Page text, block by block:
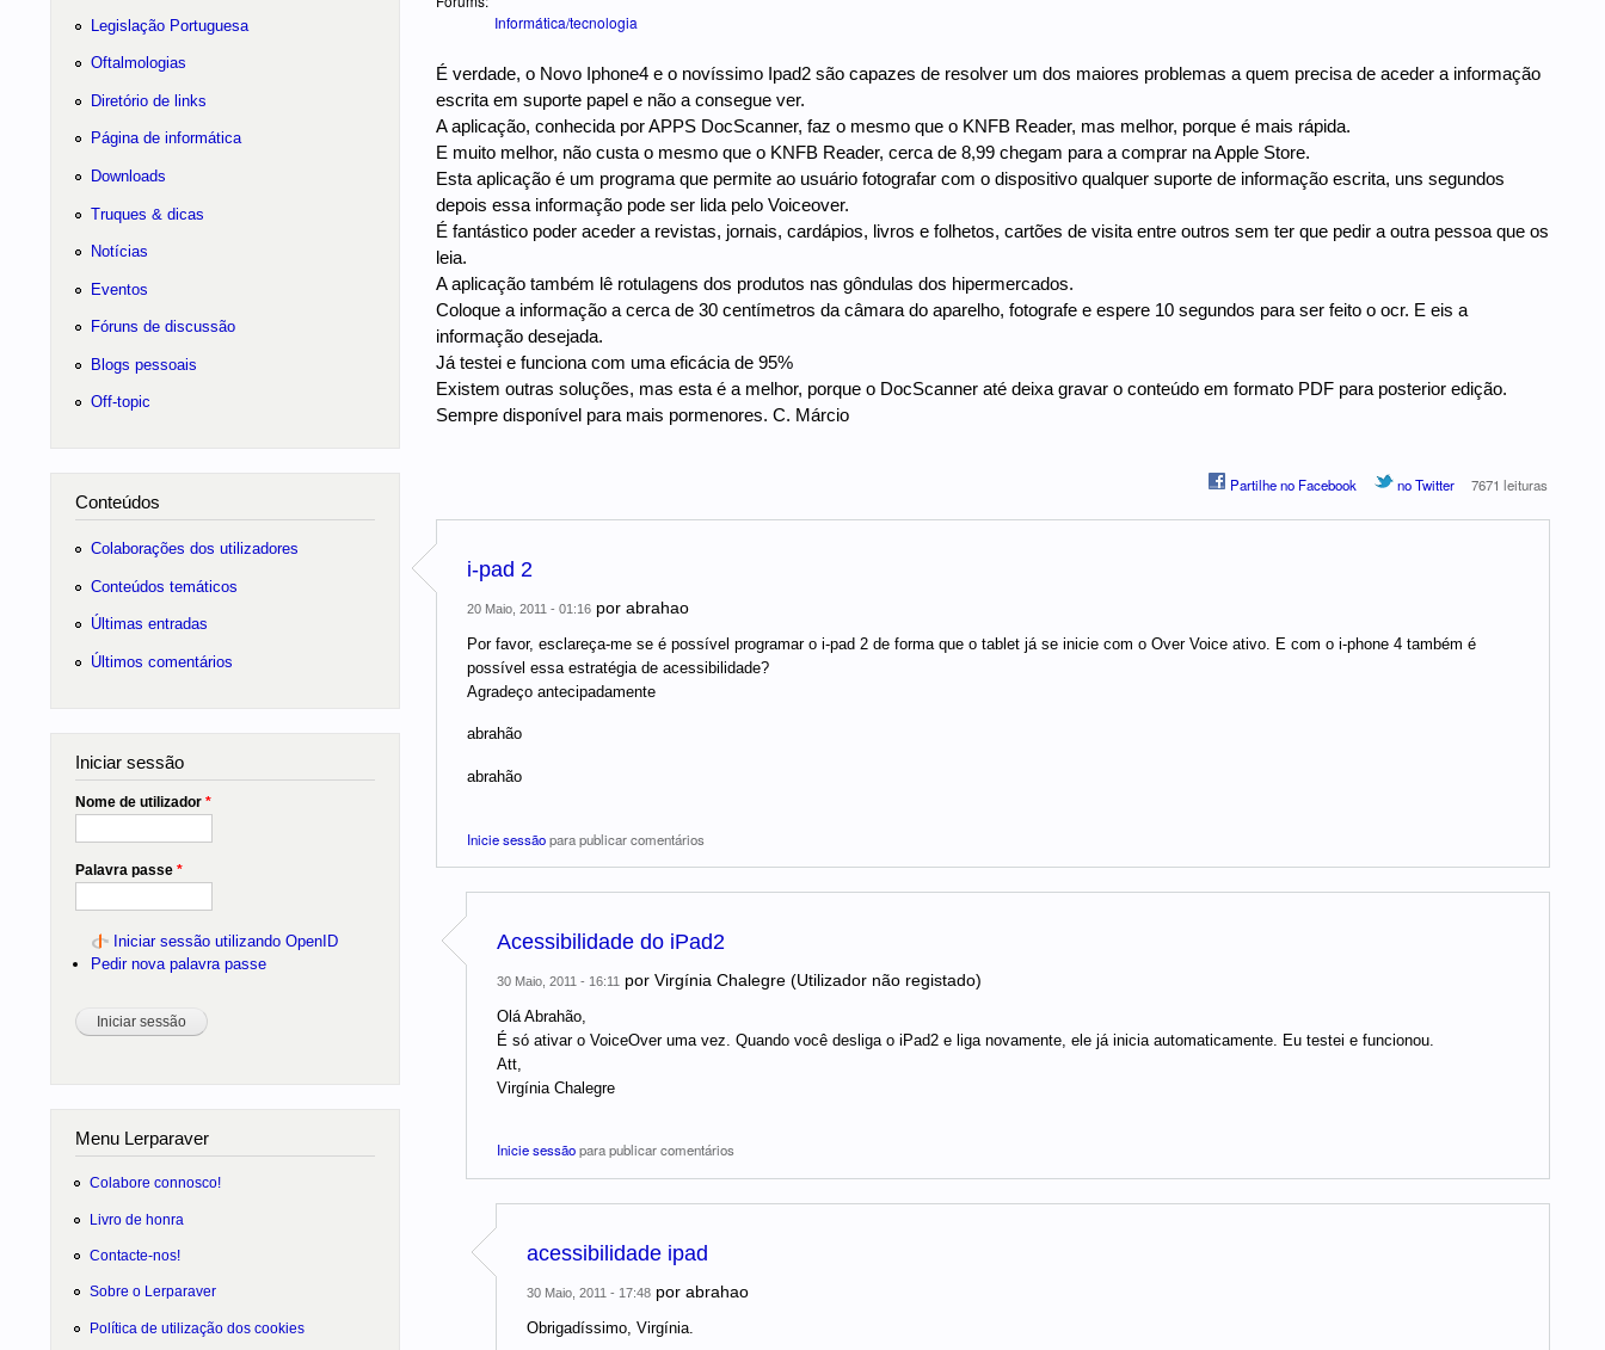
Informática/tecnologia
É verdade, o Novo Iphone4 e o novíssimo Ipad2 são capazes de resolver um dos maiores problemas a quem precisa de aceder a informação
escrita em suporte papel e não a consegue ver.
A aplicação, conhecida por APPS DocScanner, faz o mesmo que o KNFB Reader, mas melhor, porque é mais rápida.
E muito melhor, não custa o mesmo que o KNFB Reader, cerca de 8,99 chegam para a comprar na Apple Store.
Esta aplicação é um programa que permite ao usuário fotografar com o dispositivo qualquer suporte de informação escrita, uns segundos
depois essa informação pode ser lida pelo Voiceover.
É fantástico poder aceder a revistas, jornais, cardápios, livros e folhetos, cartões de visita entre outros sem ter que pedir a outra pessoa que os
leia.
A aplicação também lê rotulagens dos produtos nas gôndulas dos hipermercados.
Coloque a informação a cerca de 30 centímetros da câmara do aparelho, fotografe e espere 10 segundos para ser feito o ocr. E eis a
informação desejada.
Já testei e funciona com uma eficácia de 95%
Existem outras soluções, mas esta é a melhor, porque o DocScanner até deixa gravar o conteúdo em formato PDF para posterior edição.
Sempre disponível para mais pormenores. C. Márcio
Partilhe no Facebook no Twitter 7671 leituras
i-pad 2
20 Maio, 2011 - 01:16por abrahao
Por favor, esclareça-me se é possível programar o i-pad 2 de forma que o tablet já se inicie com o Over Voice ativo. E com o i-phone 4 também é
possível essa estratégia de acessibilidade?
Agradeço antecipadamente
abrahão
abrahão
Inicie sessãopara publicar comentários
Acessibilidade do iPad2
30 Maio, 2011 - 16:11 por Virgínia Chalegre (Utilizador não registado)
Olá Abrahão,
É só ativar o VoiceOver uma vez. Quando você desliga o iPad2 e liga novamente, ele já inicia automaticamente. Eu testei e funcionou.
Att,
Virgínia Chalegre
Inicie sessãopara publicar comentários
acessibilidade ipad
30 Maio, 2011 - 17:48por abrahao
Obrigadíssimo, Virgínia.
Legislação Portuguesa
Oftalmologias
Diretório de links
Página de informática
Downloads
Truques & dicas
Notícias
Eventos
Fóruns de discussão
Blogs pessoais
Off-topic
Conteúdos
Colaborações dos utilizadores
Conteúdos temáticos
Últimas entradas
Últimos comentários
Iniciar sessão
Nome de utilizador *
Palavra passe *
Iniciar sessão utilizando OpenID
Pedir nova palavra passe
Menu Lerparaver
Colabore connosco!
Livro de honra
Contacte-nos!
Sobre o Lerparaver
Política de utilização dos cookies